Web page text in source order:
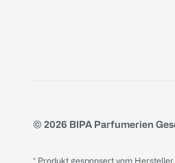
© 2026 BIPA Parfumerien
* Produkt gesponsert vom